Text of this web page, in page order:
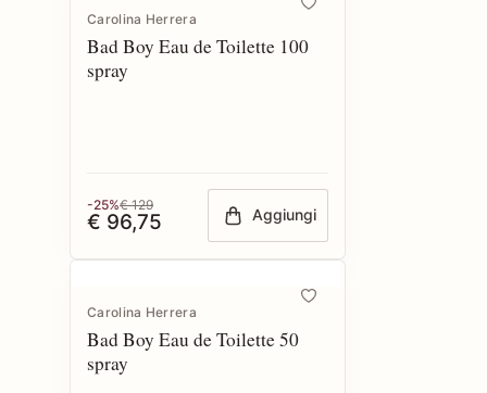
Carolina Herrera
Bad Boy Eau de Toilette 100
spray
-25%€ 129
€ 96,75 Aggiungi
Carolina Herrera
Bad Boy Eau de Toilette 50
spray